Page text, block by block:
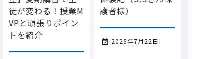
徒が変わる！授業M
VPと頑張りポイン
トを紹介
護者様）
 2026年7月22日